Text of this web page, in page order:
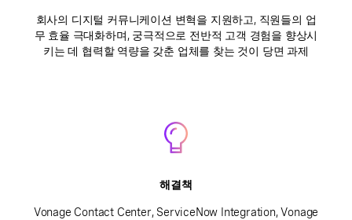
회사의 디지털 커뮤니케이션 변혁을 지원하고, 직원들의 업
무 효율 극대화하며, 궁극적으로 전반적 고객 경험을 향상시
키는 데 협력할 역량을 갖춘 업체를 찾는 것이 당면 과제
해결책
Vonage Contact Center, ServiceNow Integration, Vonage